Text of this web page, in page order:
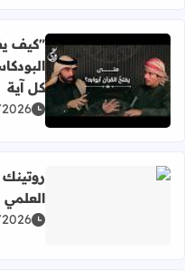
اقرأ المزيد عن
"كيف
كل آية
اقرأ المزيد عن